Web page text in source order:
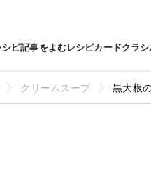
シピ記事をよむレシピカードクラ
クリームスープ 黒大根